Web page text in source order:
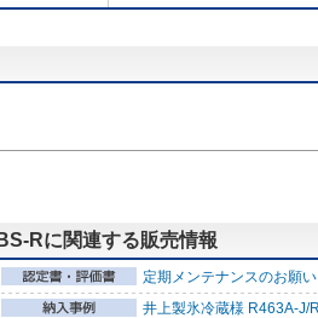
Rに関連する販売情報
定期メンテナンスのお願
井上製氷冷蔵様 R463A-J/